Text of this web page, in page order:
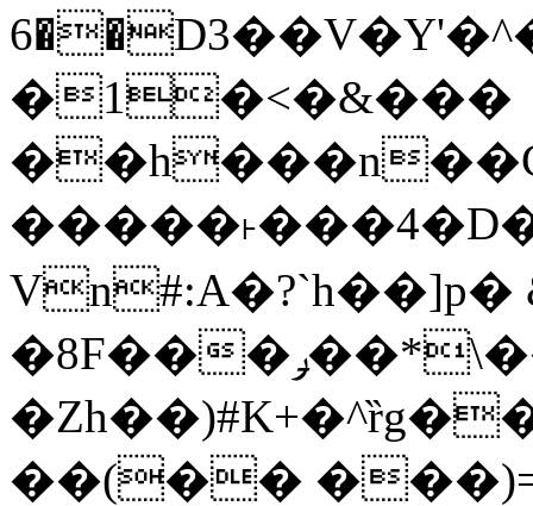
�1�<�&���
Vn#:A�?`h��]p�
�8F���ݛ��*\��U��S
��(��